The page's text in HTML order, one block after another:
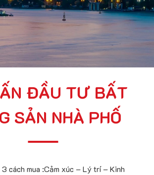
ĐẦU TƯ BẤT
SẢN NHÀ PHỐ
3 cách mua :Cảm xúc – Lý trí – Kinh